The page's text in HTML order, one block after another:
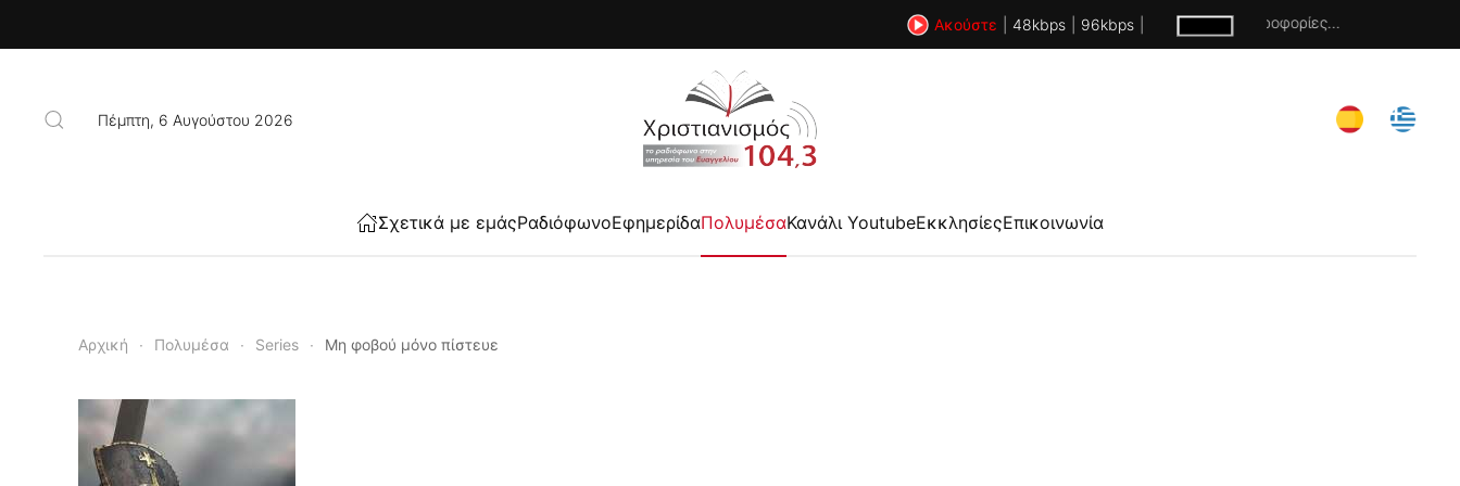
Ακούστε 48kbps 96kbps Χωρίς πληροφορίες...
Πέμπτη, 6 Αυγούστου 2026
Σχετικά με εμάςΡαδιόφωνοΕφημερίδαΠολυμέσαΚανάλι YoutubeΕκκλησίεςΕπικοινωνία
Αρχική Πολυμέσα Series Μη φοβού μόνο πίστευε